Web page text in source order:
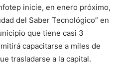
inicie, en enero próximo,
del Saber Tecnológico” en
que tiene casi 3
capacitarse a miles de
trasladarse a la capital.